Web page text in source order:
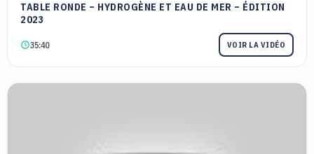
TABLE RONDE – HYDROGÈNE ET EAU DE MER – ÉDITION
2023
35:40 VOIR LA VIDÉO